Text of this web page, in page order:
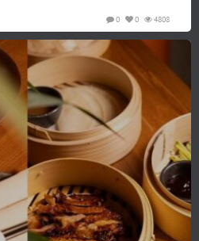
4808
0
0